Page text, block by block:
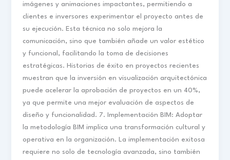
imágenes y animaciones impactantes, permitiendo a
clientes e inversores experimentar el proyecto antes de
su ejecución. Esta técnica no solo mejora la
comunicación, sino que también añade un valor estético
y funcional, facilitando la toma de decisiones
estratégicas. Historias de éxito en proyectos recientes
muestran que la inversión en visualización arquitectónica
puede acelerar la aprobación de proyectos en un 40%,
ya que permite una mejor evaluación de aspectos de
diseño y funcionalidad. 7. Implementación BIM: Adoptar
la metodología BIM implica una transformación cultural y
operativa en la organización. La implementación exitosa
requiere no solo de tecnología avanzada, sino también